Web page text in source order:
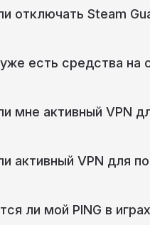
отключать Steam
есть средства на
мне активный VPN
активный VPN для
ли мой PING в